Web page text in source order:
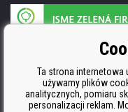
Producent wkładów
ISO 9001, ISO 14001 i STMC.
Ta strona internetowa
używamy plików
analitycznych, pomiaru
personalizacji reklam.